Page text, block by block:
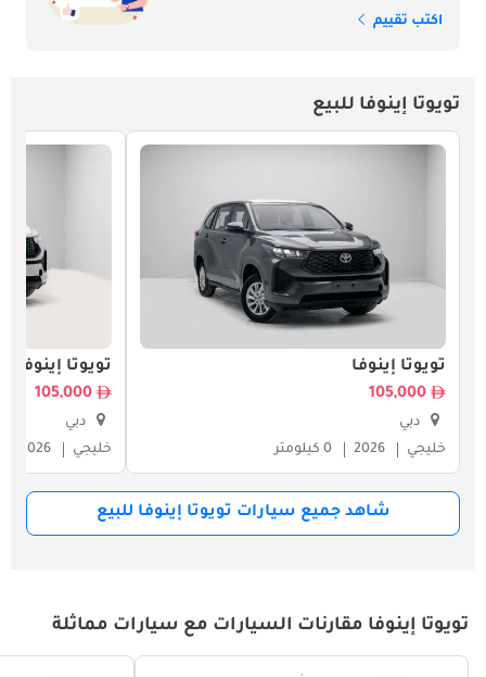
اكتب تقييم
تويوتا إينوفا للبيع
تويوتا إينوفا
105,000
دبي
خليجي
2026 0 كيلومتر
تويوتا إينوفا
105,000
دبي
خليجي
2026
شاهد جميع سيارات تويوتا إينوفا للبيع
تويوتا إينوفا مقارنات السيارات مع سيارات مماثلة